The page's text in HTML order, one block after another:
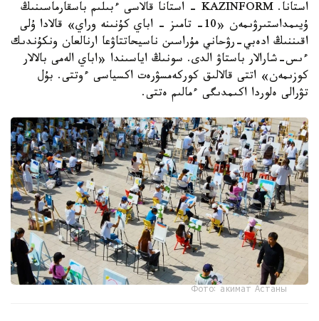
استانا. KAZINFORM - استانا قالاسى ءبىلىم باسقارماسىنىڭ
ۇيىمداستىرۋىمەن «10- تامىز - اباي كۇنىنە وراي» قالادا ۇلى
اقىننىڭ ادەبي-رۋحاني مۇراسىن ناسيحاتتاۋعا ارنالعان ونكۇندىك
ءىس-شارالار باستاۋ الدى. سونىڭ اياسىندا «اباي الەمى بالالار
كوزىمەن» اتتى قالالىق كوركەمسۋرەت اكسياسى ءوتتى. بۇل
تۋرالى ەلوردا اكىمدىگى ءمالىم ەتتى.
Фото: акимат Астаны